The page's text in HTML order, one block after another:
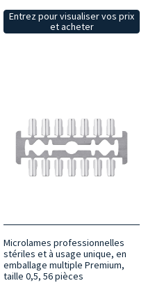
Entrez pour visualiser vos prix
et acheter
Microlames professionnelles
stériles et à usage unique, en
emballage multiple Premium,
taille 0,5, 56 pièces